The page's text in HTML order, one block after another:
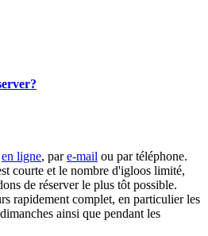
en ligne, pare-mail ou par téléphone.
courte et le nombre d'igloos limité,
de réserver le plus tôt possible.
rapidement complet, en particulier les
ainsi que pendant les